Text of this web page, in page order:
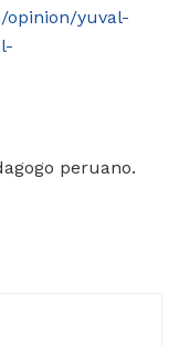
opinion/yuval-
peruano.